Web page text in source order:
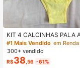
KIT 4 CALCINHAS PALA
TON MODELADORA
#1 Mais Vendido
300+ vendido
R$38 ,56 -61%